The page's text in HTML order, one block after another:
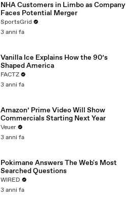
NHA Customers in Limbo as Company
Faces Potential Merger
SportsGrid
3 anni fa
Vanilla Ice Explains How the 90’s
Shaped America
FACTZ
3 anni fa
Amazon’ Prime Video Will Show
Commercials Starting Next Year
Veuer
3 anni fa
Pokimane Answers The Web's Most
Searched Questions
WIRED
3 anni fa